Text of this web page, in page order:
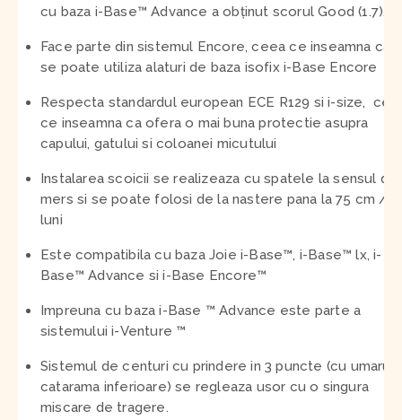
cu baza i-Base™ Advance a obținut scorul Good (1.7).
Face parte din sistemul Encore, ceea ce inseamna ca
se poate utiliza alaturi de baza isofix i-Base Encore
Respecta standardul european ECE R129 si i-size,
ce inseamna ca ofera o mai buna protectie asupra
capului, gatului si coloanei micutului
Instalarea scoicii se realizeaza cu spatele la sensul de
mers si se poate folosi de la nastere pana la 75 cm /
luni
Este compatibila cu baza Joie i-Base™, i-Base™ lx, i-
Base™ Advance si i-Base Encore™
Impreuna cu baza i-Base ™ Advance este parte a
sistemului i-Venture ™
Sistemul de centuri cu prindere in 3 puncte (cu umarul
catarama inferioare) se regleaza usor cu o singura
miscare de tragere.